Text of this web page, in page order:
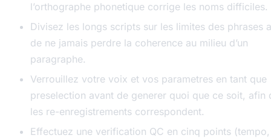
l’orthographe phonetique corrige les noms difficiles.
Divisez les longs scripts sur les limites des phrases
de ne jamais perdre la coherence au milieu d’un
paragraphe.
Verrouillez votre voix et vos parametres en tant que
preselection avant de generer quoi que ce soit, afin
les re-enregistrements correspondent.
Effectuez une verification QC en cinq points (tempo,